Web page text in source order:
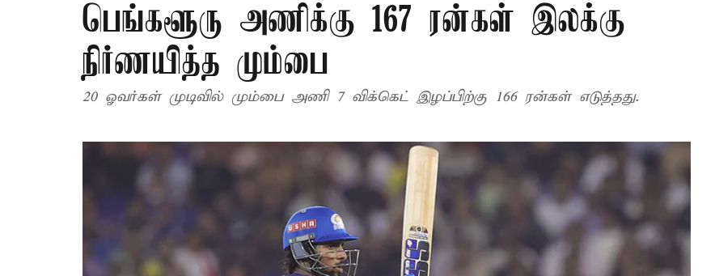
பெங்களூரு அணிக்கு 167 ரன்கள் இலக்கு
நிர்ணயித்த மும்பை
20 ஓவர்கள் முடிவில் மும்பை அணி 7 விக்கெட் இழப்பிற்கு 166 ரன்கள் எடுத்தது.